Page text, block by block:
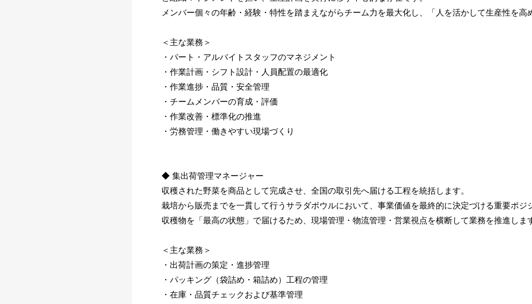
メンバー個々の年齢・経験・特性を踏まえながらチーム力を最大化し、「人を活かして生産性を高
＜主な業務＞
・パート・アルバイトスタッフのマネジメント
・作業計画・シフト設計・人員配置の最適化
・作業進捗・品質・安全管理
・チームメンバーの育成・評価
・作業改善・標準化の推進
・労務管理・働きやすい現場づくり
◆ 集出荷管理マネージャー
収穫された野菜を商品として完成させ、全国の取引先へ届ける工程を統括します。
栽培から販売までを一貫して行うサラダボウルにおいて、事業価値を最終的に決定づける重要ポジ
収穫物を「最高の状態」で届けるため、現場管理・物流管理・営業視点を横断して業務を推進しま
＜主な業務＞
・出荷計画の策定・進捗管理
・パッキング（袋詰め・箱詰め）工程の管理
・在庫・品質チェックおよび基準管理